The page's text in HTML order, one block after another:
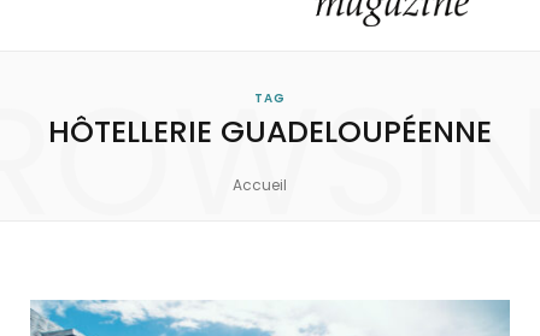
TAG
HÔTELLERIE GUADELOUPÉENNE
Accueil